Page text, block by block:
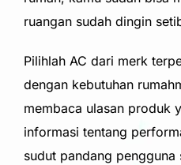
ruangan sudah dingin
Pilihlah AC dari merk
dengan kebutuhan
membaca ulasan produk
informasi tentang
sudut pandang